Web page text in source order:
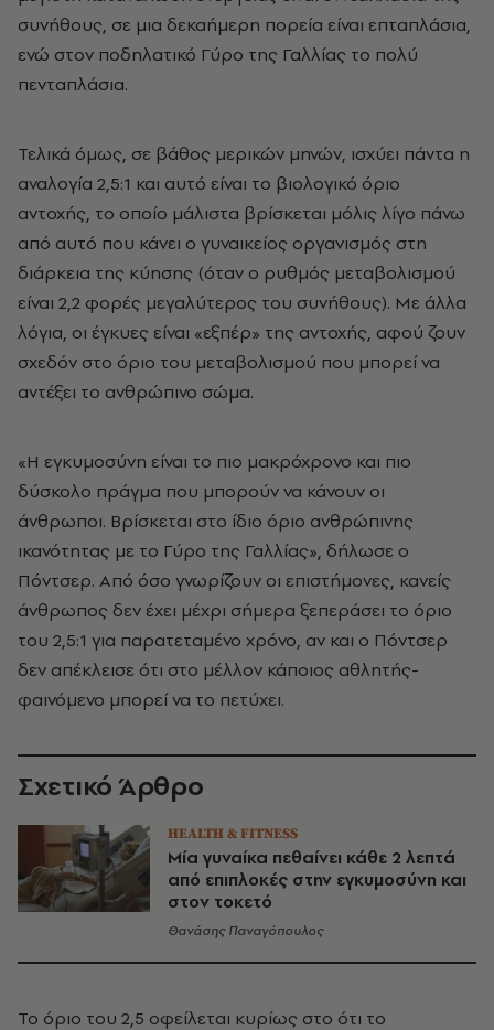
συνήθους, σε μια δεκαήμερη πορεία είναι επταπλάσια,
ενώ στον ποδηλατικό Γύρο της Γαλλίας το πολύ
πενταπλάσια.
Τελικά όμως, σε βάθος μερικών μηνών, ισχύει πάντα η
αναλογία 2,5:1 και αυτό είναι το βιολογικό όριο
αντοχής, το οποίο μάλιστα βρίσκεται μόλις λίγο πάνω
από αυτό που κάνει ο γυναικείος οργανισμός στη
διάρκεια της κύησης (όταν ο ρυθμός μεταβολισμού
είναι 2,2 φορές μεγαλύτερος του συνήθους). Με άλλα
λόγια, οι έγκυες είναι «εξπέρ» της αντοχής, αφού ζουν
σχεδόν στο όριο του μεταβολισμού που μπορεί να
αντέξει το ανθρώπινο σώμα.
«Η εγκυμοσύνη είναι το πιο μακρόχρονο και πιο
δύσκολο πράγμα που μπορούν να κάνουν οι
άνθρωποι. Βρίσκεται στο ίδιο όριο ανθρώπινης
ικανότητας με το Γύρο της Γαλλίας», δήλωσε ο
Πόντσερ. Από όσο γνωρίζουν οι επιστήμονες, κανείς
άνθρωπος δεν έχει μέχρι σήμερα ξεπεράσει το όριο
του 2,5:1 για παρατεταμένο χρόνο, αν και ο Πόντσερ
δεν απέκλεισε ότι στο μέλλον κάποιος αθλητής-
φαινόμενο μπορεί να το πετύχει.
Σχετικό Άρθρο
HEALTH & FITNESS
Μία γυναίκα πεθαίνει κάθε 2 λεπτά
από επιπλοκές στην εγκυμοσύνη και
στον τοκετό
Θανάσης Παναγόπουλος
Το όριο του 2,5 οφείλεται κυρίως στο ότι το